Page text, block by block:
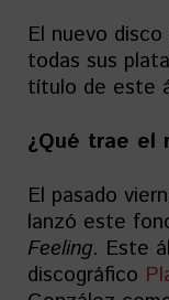
El nuevo
todas sus
título de este
¿Qué trae el
El pasado
lanzó este
Feeling. Este
discográfico